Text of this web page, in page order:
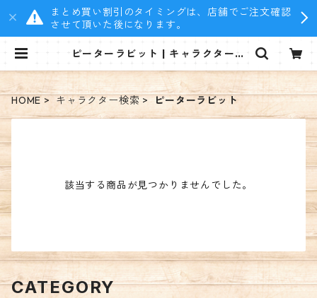
まとめ買い割引のタイミングは、店舗でご注文確認
させて頂いた後になります。
ピーターラビット | キャラクタース
HOME キャラクター検索 ピーターラビット
該当する商品が見つかりませんでした。
CATEGORY